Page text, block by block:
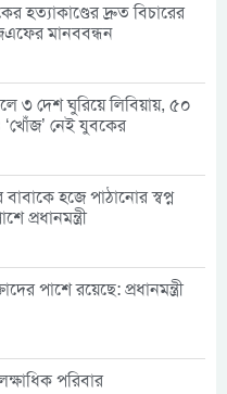
হত্যাকাণ্ডের দ্রুত বিচারের
মানববন্ধন
৩ দেশ ঘুরিয়ে লিবিয়ায়, ৫০
‘খোঁজ’ নেই যুবকের
বাবাকে হজে পাঠানোর স্বপ্ন
প্রধানমন্ত্রী
পাশে রয়েছে: প্রধানমন্ত্রী
পরিবার